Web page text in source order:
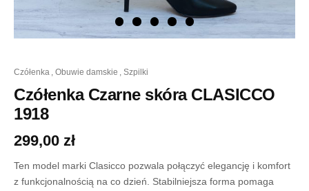
czółenka , obuwie damskie , szpilki
Czółenka Czarne skóra CLASICCO
1918
299,00 zł
Ten model marki Clasicco pozwala połączyć elegancję i komfort
z funkcjonalnością na co dzień. Stabilniejsza forma pomaga
Czółenka
Czarne
skóra
CLASICCO